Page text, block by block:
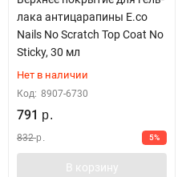
лака антицарапины E.co
Nails No Scratch Top Coat No
Sticky, 30 мл
Нет в наличии
Код: 8907-6730
791 р.
832 р. 5%
В корзину